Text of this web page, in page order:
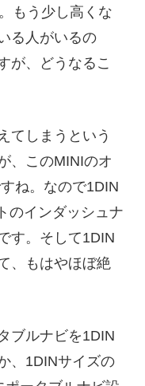
もう少し高くな
る人がいるの
が、どうなるこ
てしまうという
、このMINIのオ
ね。なので1DIN
のインダッシュナ
す。そして1DIN
、もはやほぼ絶
ブルナビを1DIN
、1DINサイズの